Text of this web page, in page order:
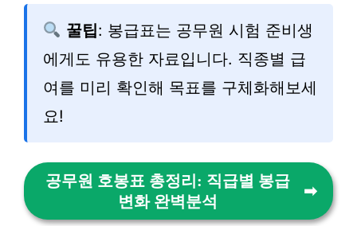
꿀팁: 봉급표는 공무원 시험 준비생
에게도 유용한 자료입니다. 직종별 급
여를 미리 확인해 목표를 구체화해보세
요!
공무원 호봉표 총정리: 직급별 봉급
변화 완벽분석